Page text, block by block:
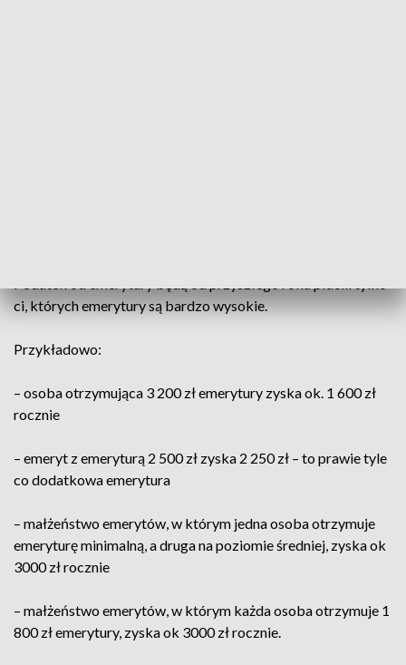
ci, których emerytury są bardzo wysokie.
Przykładowo:
– osoba otrzymująca 3 200 zł emerytury zyska ok. 1 600 zł
rocznie
– emeryt z emeryturą 2 500 zł zyska 2 250 zł – to prawie tyle
co dodatkowa emerytura
– małżeństwo emerytów, w którym jedna osoba otrzymuje
emeryturę minimalną, a druga na poziomie średniej, zyska ok
3000 zł rocznie
– małżeństwo emerytów, w którym każda osoba otrzymuje 1
800 zł emerytury, zyska ok 3000 zł rocznie.